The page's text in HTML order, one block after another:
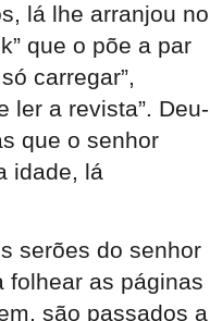
lá lhe arranjou no
que o põe a par
carregar”,
ler a revista”. Deu-
que o senhor
idade, lá
serões do senhor
folhear as páginas
são passados a